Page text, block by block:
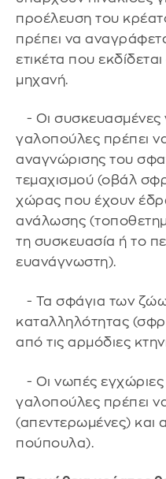
προέλευση του
πρέπει να
ετικέτα που
μηχανή.
- Οι συσκευασμένες
γαλοπούλες πρέπει
αναγνώρισης του
τεμαχισμού (οβάλ
χώρας που έχουν
ανάλωσης
τη συσκευασία ή το
ευανάγνωστη).
- Τα σφάγια των
καταλληλότητας
από τις αρμόδιες
- Οι νωπές
γαλοπούλες πρέπει
(απεντερωμένες) και
πούπουλα).